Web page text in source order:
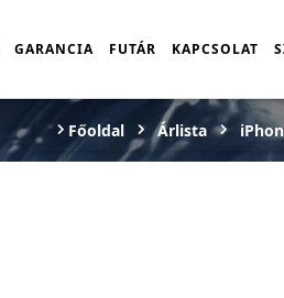
GARANCIA FUTÁR KAPCSOLAT
Főoldal Árlista